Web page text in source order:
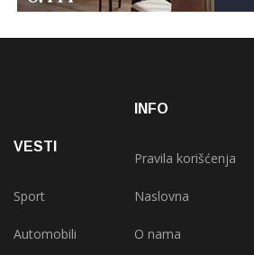
VESTI
Sport
Automobili
INFO
Pravila korišćenja
Naslovna
O nama